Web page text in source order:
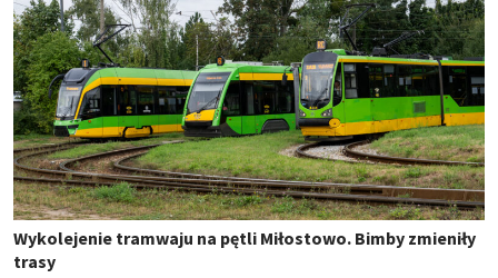
Wykolejenie tramwaju na pętli Miłostowo. Bimby zmieniły
trasy